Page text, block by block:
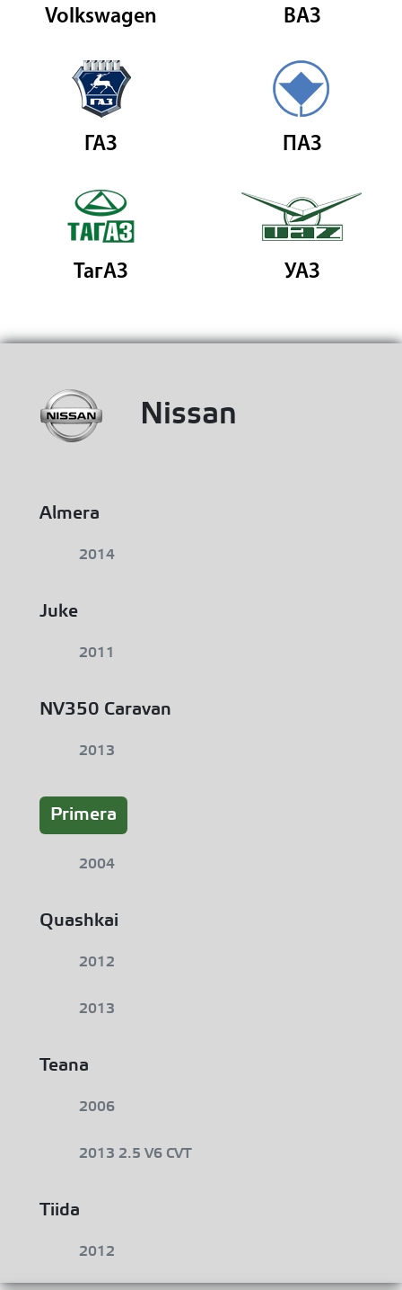
Volkswagen ВАЗ
ГАЗ ПАЗ
ТагАЗ УАЗ
Nissan
Almera
2014
Juke
2011
NV350 Caravan
2013
Primera
2004
Quashkai
2012
2013
Teana
2006
2013 2.5 V6 CVT
Tiida
2012